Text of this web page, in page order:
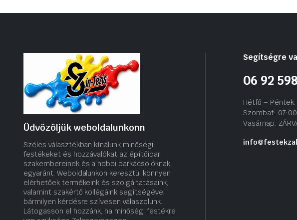
Üdvözöljük weboldalunkonn
Széles választékban kínálunk minőségi
festékeket és hozzávalókat az építőipar
szakembereinek és a hobbi barkácsolóknak
egyaránt. Weboldalunkon keresztül könnyen
elérhetőek termékeink és szolgáltatásaink,
valamint szakértő kollégáink segítségével
bármilyen kérdésre szívesen válaszolunk.
Látogasson el hozzánk, ha minőségi festékre
Segítségre
06 92
Hétfő –
Szombat:
Vasárnap: